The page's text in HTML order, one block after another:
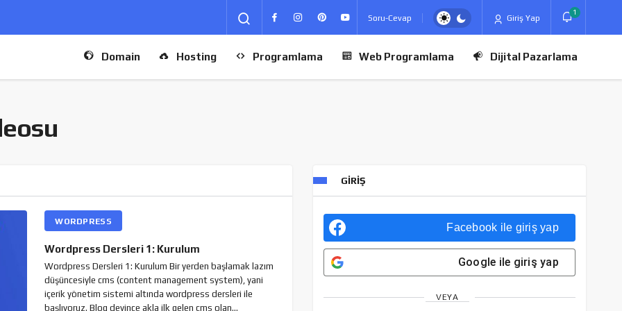
Soru-Cevap Giriş Yap
1
Domain Hosting Programlama Web Programlama Dijital Pazarlama
WORDPRESS
Wordpress Dersleri 1: Kurulum
Wordpress Dersleri 1: Kurulum Bir yerden başlamak lazım
düşüncesiyle cms (content management system), yani
içerik yönetim sistemi altında wordpress dersleri ile
başlıyoruz. Blog deyince akla ilk gelen cms olan…
GIRIŞ
Facebook ile giriş yap
Google ile giriş yap
VEYA